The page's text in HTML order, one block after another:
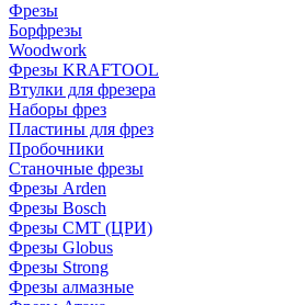
Фрезы
Борфрезы
Woodwork
Фрезы KRAFTOOL
Втулки для фрезера
Наборы фрез
Пластины для фрез
Пробочники
Станочные фрезы
Фрезы Arden
Фрезы Bosch
Фрезы CMT (ЦРИ)
Фрезы Globus
Фрезы Strong
Фрезы алмазные